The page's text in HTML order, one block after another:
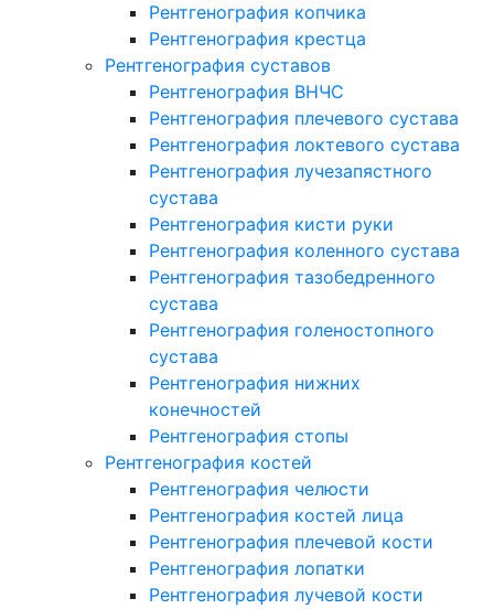
Рентгенография копчика
Рентгенография крестца
Рентгенография суставов
Рентгенография ВНЧС
Рентгенография плечевого сустава
Рентгенография локтевого сустава
Рентгенография лучезапястного
сустава
Рентгенография кисти руки
Рентгенография коленного сустава
Рентгенография тазобедренного
сустава
Рентгенография голеностопного
сустава
Рентгенография нижних
конечностей
Рентгенография стопы
Рентгенография костей
Рентгенография челюсти
Рентгенография костей лица
Рентгенография плечевой кости
Рентгенография лопатки
Рентгенография лучевой кости